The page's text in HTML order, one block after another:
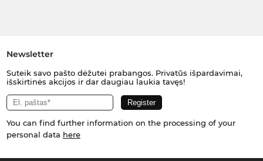
Newsletter
Suteik savo pašto dėžutei prabangos. Privatūs išpardavimai,
išskirtinės akcijos ir dar daugiau laukia tavęs!
You can find further information on the processing of your
personal data here